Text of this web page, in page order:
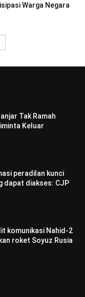
Warga Negara
Tak Ramah
Keluar
peradilan kunci
dapat diakses: CJP
komunikasi Nahid-2
roket Soyuz Rusia